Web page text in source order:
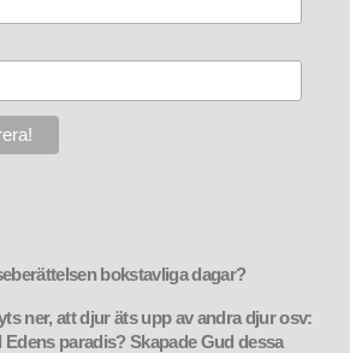
bokstavliga dagar?
ner, att djur äts upp av andra djur osv:
Edens paradis? Skapade Gud dessa